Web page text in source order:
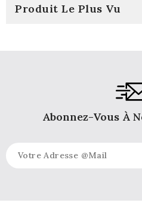
Produit Le Plus Vu
Abonnez-Vous À